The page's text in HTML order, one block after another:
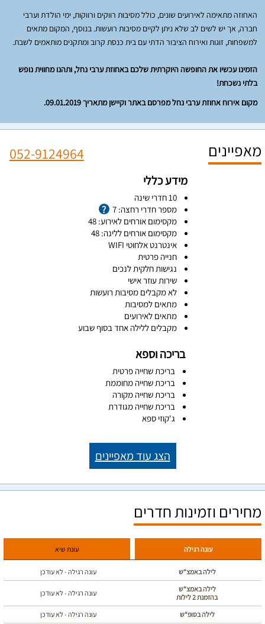
האחוזה מתאימה לאירועים שונים, כולל מסיבות רווקים ורווקות, ימי הולדת וערבי
חברה, אך יש לשים לב שלא ניתן לקיים מסיבות רועשות. בנוסף, המקום מתאים
למשפחות, זוגות ואירוח הציבור הדתי עם בית כנסת קרוב ומתקנים מותאמים לשבת.
הזמינו עכשיו את החופשה היוקרתית שלכם באחוזת ערבי נחל, ותהנו מחווית נופש
בלתי נשכחת!
מקום אירוח אחוזת ערבי נחל מפרסם באתר וקיישן מתאריך 09.01.2019.
מאפיינים 052-9124964
מידע כללי
10 חדרי שינה
מספר חדרי רחצה: 7
מקסימום אורחים לאירוע: 48
מקסימום אורחים ללינה: 48
אינטרנט אלחוטי WIFI
חנייה פרטית
נגישות חלקית לנכים
שירות עוזר אישי
לא מקבלים מסיבות רועשות
מתאים למסיבות
מתאים לאירועים
מקבלים ללילה אחד בסוף שבוע
בריכה וספא
בריכת שחייה פרטית
בריכת שחייה מחוממת
בריכת שחייה מקורה
בריכת שחייה מגודרת
ג'קוזי ספא
הצג עוד מאפיינים
מחירים וזמינות חדרים
עונת שיא עונה רגילה
לילה באמצ“ש
עונה רגילה - לא עודכן
לילה באמצ“ש
בהזמנת 2 לילות
עונה רגילה - לא עודכן
לילה בסופ“ש עונה רגילה - לא עודכן